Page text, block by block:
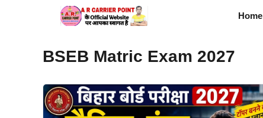
Home
BSEB Matric Exam 2027